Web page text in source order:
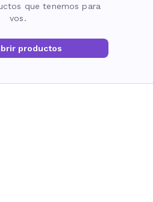
que tenemos para
vos.
productos